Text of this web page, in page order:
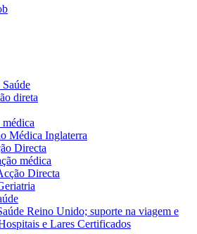
direta
Médica Inglaterra
Directa
médica
Directa
Reino Unido; suporte na viagem e
e Lares Certificados